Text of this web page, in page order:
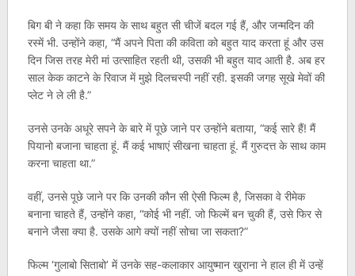
बिग बी ने कहा कि समय के साथ बहुत सी चीजें बदल गई हैं, और जन्मदिन की
रस्में भी. उन्होंने कहा, “मैं अपने पिता की कविता को बहुत याद करता हूं और उस
दिन जिस तरह मेरी मां उत्साहित रहती थी, उसकी भी बहुत याद आती है. अब हर
साल केक काटने के रिवाज में मुझे दिलचस्पी नहीं रही. इसकी जगह सूखे मेवों की
प्लेट ने ले ली है.”
उनसे उनके अधूरे सपने के बारे में पूछे जाने पर उन्होंने बताया, “कई सारे हैं! मैं
पियानो बजाना चाहता हूं. मैं कई भाषाएं सीखना चाहता हूं. मैं गुरुदत्त के साथ काम
करना चाहता था.”
वहीं, उनसे पूछे जाने पर कि उनकी कौन सी ऐसी फिल्म है, जिसका वे रीमेक
बनाना चाहते हैं, उन्होंने कहा, “कोई भी नहीं. जो फिल्में बन चुकी हैं, उसे फिर से
बनाने जैसा क्या है. उसके आगे क्यों नहीं सोचा जा सकता?”
फिल्म ‘गुलाबो सिताबो’ में उनके सह-कलाकार आयुष्मान खुराना ने हाल ही में उन्हें